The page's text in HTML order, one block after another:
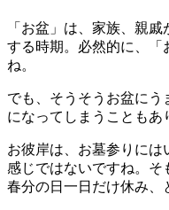
「お盆」は、家族、親
する時期。必然的に、「
ね。
でも、そうそうお盆に
になってしまうこともあ
お彼岸は、お墓参りには
感じではないですね。そ
春分の日一日だけ休み、